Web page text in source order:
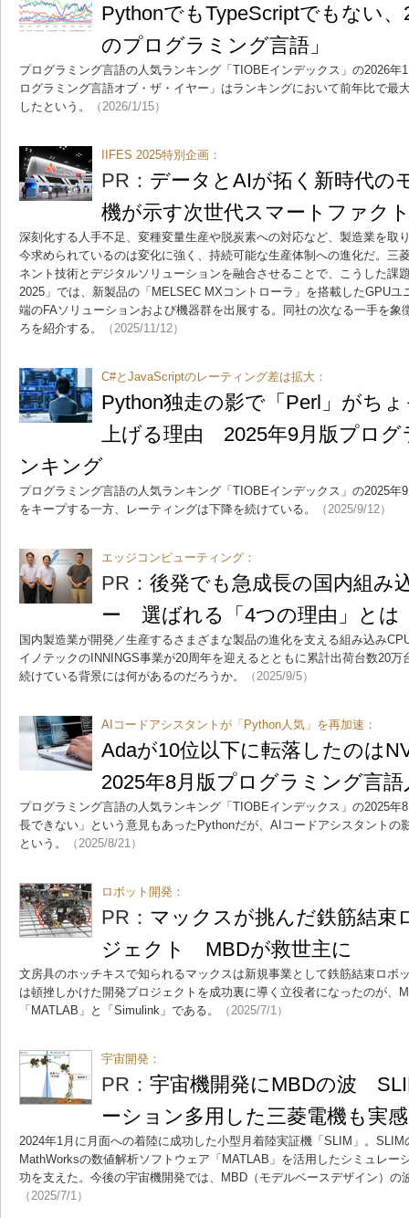
PythonでもTypeScriptでもない
のプログラミング言語」
プログラミング言語の人気ランキング「TIOBEインデックス」の2026年
ログラミング言語オブ・ザ・イヤー」はランキングにおいて前年比で最
したという。
（2026/1/15）
IIFES 2025特別企画：
PR： データとAIが拓く新時代の
機が示す次世代スマートファク
深刻化する人手不足、変種変量生産や脱炭素への対応など、製造業を取
今求められているのは変化に強く、持続可能な生産体制への進化だ。三
ネント技術とデジタルソリューションを融合させることで、こうした課
2025」では、新製品の「MELSEC MXコントローラ」を搭載したGPU
端のFAソリューションおよび機器群を出展する。同社の次なる一手を象
ろを紹介する。
（2025/11/12）
C#とJavaScriptのレーティング差は拡大：
Python独走の影で「Perl」がち
上げる理由 2025年9月版プロ
ンキング
プログラミング言語の人気ランキング「TIOBEインデックス」の2025年
をキープする一方、レーティングは下降を続けている。
（2025/9/12）
エッジコンピューティング：
PR： 後発でも急成長の国内組み
ー 選ばれる「4つの理由」とは
国内製造業が開発／生産するさまざまな製品の進化を支える組み込み
イノテックのINNINGS事業が20周年を迎えるとともに累計出荷台数20
続けている背景には何があるのだろうか。
（2025/9/5）
AIコードアシスタントが「Python人気」を再加速：
Adaが10位以下に転落したのは
2025年8月版プログラミング言
プログラミング言語の人気ランキング「TIOBEインデックス」の2025年
長できない」という意見もあったPythonだが、AIコードアシスタントの
という。
（2025/8/21）
ロボット開発：
PR： マックスが挑んだ鉄筋結束
ジェクト MBDが救世主に
文房具のホッチキスで知られるマックスは新規事業として鉄筋結束ロボ
は頓挫しかけた開発プロジェクトを成功裏に導く立役者になったのが、
「MATLAB」と「Simulink」である。
（2025/7/1）
宇宙開発：
PR： 宇宙機開発にMBDの波
ーション多用した三菱電機も実感
2024年1月に月面への着陸に成功した小型月着陸実証機「SLIM」。
MathWorksの数値解析ソフトウェア「MATLAB」を活用したシミュレー
功を支えた。今後の宇宙機開発では、MBD（モデルベースデザイン）の
（2025/7/1）